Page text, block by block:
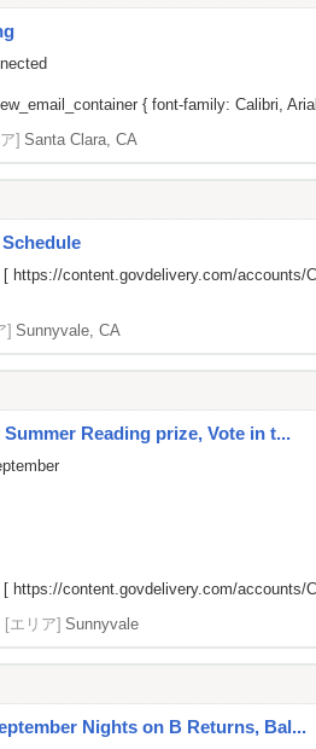
{ font-family: Calibri,
] Santa Clara, CA
[ https://content.govdelivery.com/accounts/
] Sunnyvale, CA
Reading prize, Vote in t...
[ https://content.govdelivery.com/accounts/
[エリア] Sunnyvale
Nights on B Returns, Bal...